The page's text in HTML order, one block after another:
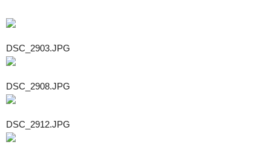
DSC_2903.JPG
DSC_2908.JPG
DSC_2912.JPG